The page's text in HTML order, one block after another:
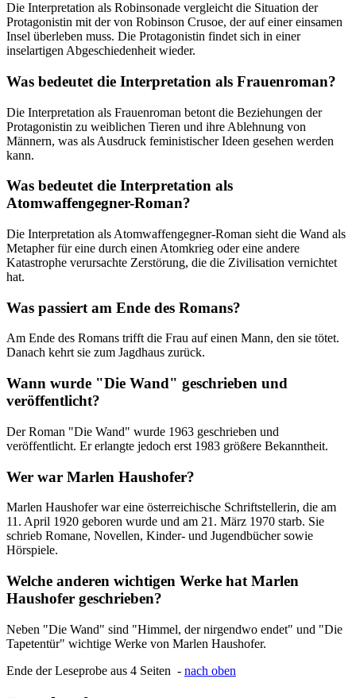
Die Interpretation als Robinsonade vergleicht die Situation der
Protagonistin mit der von Robinson Crusoe, der auf einer einsamen
Insel überleben muss. Die Protagonistin findet sich in einer
inselartigen Abgeschiedenheit wieder.
Was bedeutet die Interpretation als Frauenroman?
Die Interpretation als Frauenroman betont die Beziehungen der
Protagonistin zu weiblichen Tieren und ihre Ablehnung von
Männern, was als Ausdruck feministischer Ideen gesehen werden
kann.
Was bedeutet die Interpretation als
Atomwaffengegner-Roman?
Die Interpretation als Atomwaffengegner-Roman sieht die Wand als
Metapher für eine durch einen Atomkrieg oder eine andere
Katastrophe verursachte Zerstörung, die die Zivilisation vernichtet
hat.
Was passiert am Ende des Romans?
Am Ende des Romans trifft die Frau auf einen Mann, den sie tötet.
Danach kehrt sie zum Jagdhaus zurück.
Wann wurde "Die Wand" geschrieben und
veröffentlicht?
Der Roman "Die Wand" wurde 1963 geschrieben und
veröffentlicht. Er erlangte jedoch erst 1983 größere Bekanntheit.
Wer war Marlen Haushofer?
Marlen Haushofer war eine österreichische Schriftstellerin, die am
11. April 1920 geboren wurde und am 21. März 1970 starb. Sie
schrieb Romane, Novellen, Kinder- und Jugendbücher sowie
Hörspiele.
Welche anderen wichtigen Werke hat Marlen
Haushofer geschrieben?
Neben "Die Wand" sind "Himmel, der nirgendwo endet" und "Die
Tapetentür" wichtige Werke von Marlen Haushofer.
Ende der Leseprobe aus 4 Seiten - nach oben